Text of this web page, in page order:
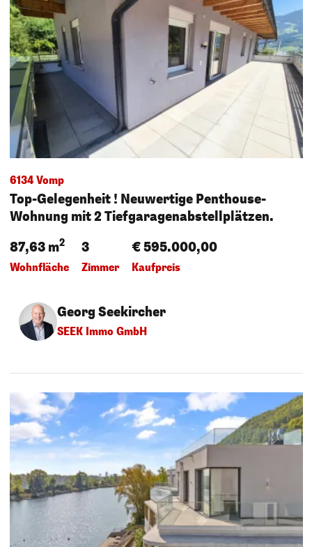
6134 Vomp
Top-Gelegenheit ! Neuwertige Penthouse-
Wohnung mit 2 Tiefgaragenabstellplätzen.
87,63 m2
Wohnfläche
3
Zimmer
€ 595.000,00
Kaufpreis
Georg Seekircher
SEEK Immo GmbH